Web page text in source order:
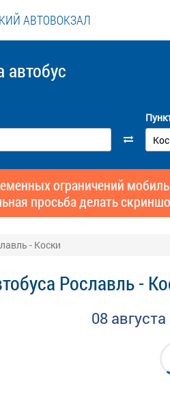
АВТОВОКЗАЛ
автобус
ограничений
просьба делать
- Коски
Рославль -
08 августа